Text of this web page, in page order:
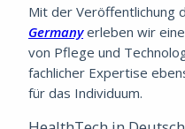
Mit der Veröffentlichung
Germany erleben wir
von Pflege und
fachlicher Expertise
für das Individuum.